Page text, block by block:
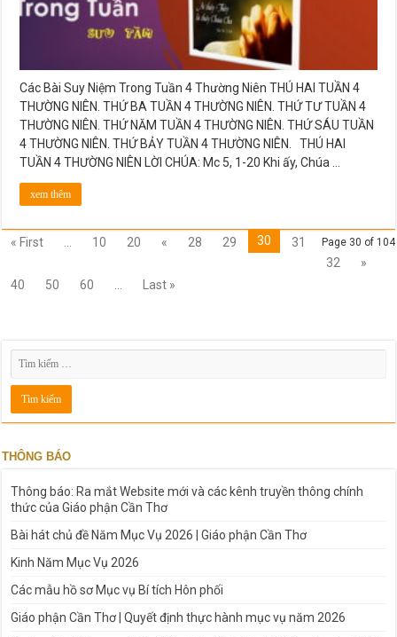
Các Bài Suy Niệm Trong Tuần 4 Thường Niên THÚ HAI TUẦN 4
THƯỜNG NIÊN. THỨ BA TUẦN 4 THƯỜNG NIÊN. THỨ TƯ TUẦN 4
THƯỜNG NIÊN. THỨ NĂM TUẦN 4 THƯỜNG NIÊN. THỨ SÁU TUẦN
4 THƯỜNG NIÊN. THỨ BẢY TUẦN 4 THƯỜNG NIÊN. THÚ HAI
TUẦN 4 THƯỜNG NIÊN LỜI CHÚA: Mc 5, 1-20 Khi ấy, Chúa …
xem thêm
Page 30 of 104
« First ... 10 20 « 28 29 30
31
32
»
40
50 60 ... Last »
THÔNG BÁO
Thông báo: Ra mắt Website mới và các kênh truyền thông chính
thức của Giáo phận Cần Thơ
Bài hát chủ đề Năm Mục Vụ 2026 | Giáo phận Cần Thơ
Kinh Năm Mục Vụ 2026
Các mẫu hồ sơ Mục vụ Bí tích Hôn phối
Giáo phận Cần Thơ | Quyết định thực hành mục vụ năm 2026